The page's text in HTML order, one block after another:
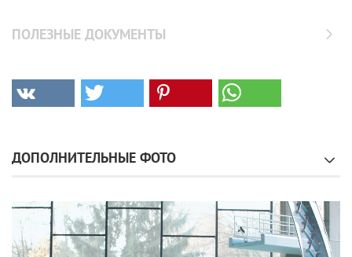
ПОЛЕЗНЫЕ ДОКУМЕНТЫ
ДОПОЛНИТЕЛЬНЫЕ ФОТО